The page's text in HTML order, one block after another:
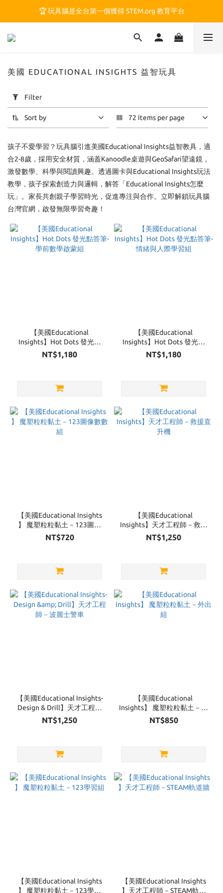
🏆 玩具腦是全台第一個獲得 STEM.org 教育平台
🏆 玩具腦是全台第一個獲得 STEM.org 教育平台
🍎 玩具腦最特別的 VIP 制度 👉
Filter
(0/20)
Range
(NT$)
~
Brand
Educational
美國 EDUCATIONAL INSIGHTS 益智玩具
Filter
Sort by 72 Items per page
孩子不愛學習？玩具腦引進美國Educational Insights益智教具，適
合2-8歲，採用安全材質，涵蓋Kanoodle桌遊與GeoSafari望遠鏡，
激發數學、科學與閱讀興趣。透過圖卡與Educational Insights玩法
教學，孩子探索創造力與邏輯，解答「Educational Insights怎麼
玩」。家長共創親子學習時光，促進專注與合作。立即解鎖玩具腦
台灣官網，啟發無限學習奇趣！
【美國Educational
Insights】Hot Dots 發光點
答筆-學前數學啟蒙組
NT$1,180
【美國Educational
Insights】Hot Dots 發光點
答筆-情緒與人際學習組
NT$1,180
【美國Educational Insights
】 魔塑粒粒黏土－123圖像
數數組
NT$720
【美國Educational
Insights】天才工程師－救援
直升機
NT$1,250
【美國Educational Insights-
Design & Drill】天才工程師
－波麗士警車
NT$1,250
【美國Educational
Insights】 魔塑粒粒黏土－外
出組
NT$850
【美國Educational Insights
】 魔塑粒粒黏土－123學習
【美國Educational Insights
】天才工程師－STEAM軌道